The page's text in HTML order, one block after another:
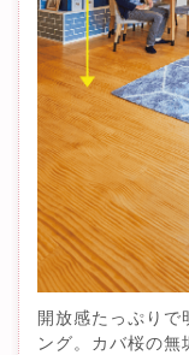
開放感たっぷり
ング。カバ桜の無